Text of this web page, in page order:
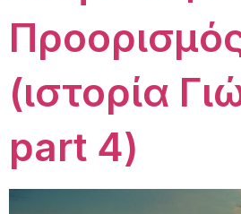
(ιστορία
part 4)